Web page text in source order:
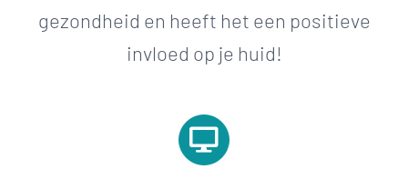
gezondheid en heeft het een positieve
invloed op je huid!